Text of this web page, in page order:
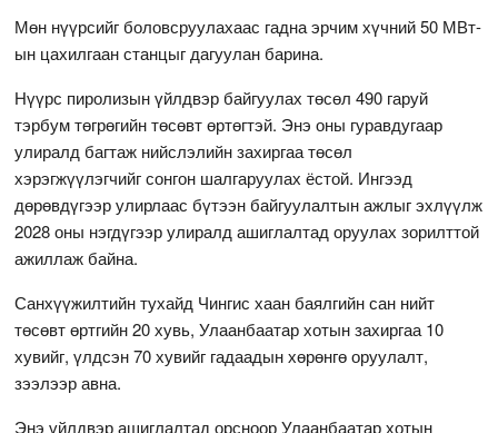
Мөн нүүрсийг боловсруулахаас гадна эрчим хүчний 50 МВт-
ын цахилгаан станцыг дагуулан барина.
Нүүрс пиролизын үйлдвэр байгуулах төсөл 490 гаруй
тэрбум төгрөгийн төсөвт өртөгтэй. Энэ оны гуравдугаар
улиралд багтаж нийслэлийн захиргаа төсөл
хэрэгжүүлэгчийг сонгон шалгаруулах ёстой. Ингээд
дөрөвдүгээр улирлаас бүтээн байгуулалтын ажлыг эхлүүлж
2028 оны нэгдүгээр улиралд ашиглалтад оруулах зорилттой
ажиллаж байна.
Санхүүжилтийн тухайд Чингис хаан баялгийн сан нийт
төсөвт өртгийн 20 хувь, Улаанбаатар хотын захиргаа 10
хувийг, үлдсэн 70 хувийг гадаадын хөрөнгө оруулалт,
зээлээр авна.
Энэ үйлдвэр ашиглалтад орсноор Улаанбаатар хотын